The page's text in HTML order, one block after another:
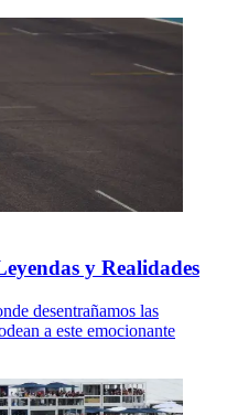
y Realidades
desentrañamos las
a este emocionante